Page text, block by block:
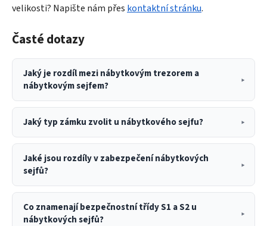
velikosti? Napište nám přes kontaktní stránku.
Časté dotazy
Jaký je rozdíl mezi nábytkovým trezorem a
nábytkovým sejfem?
Jaký typ zámku zvolit u nábytkového sejfu?
Jaké jsou rozdíly v zabezpečení nábytkových
sejfů?
Co znamenají bezpečnostní třídy S1 a S2 u
nábytkových sejfů?